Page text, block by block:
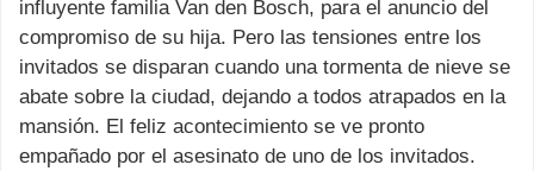
influyente familia Van den Bosch, para el anuncio del
compromiso de su hija. Pero las tensiones entre los
invitados se disparan cuando una tormenta de nieve se
abate sobre la ciudad, dejando a todos atrapados en la
mansión. El feliz acontecimiento se ve pronto
empañado por el asesinato de uno de los invitados.